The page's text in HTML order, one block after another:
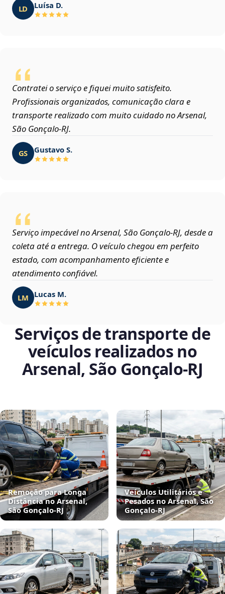
LD Luísa D.
Contratei o serviço e fiquei muito satisfeito.
Profissionais organizados, comunicação clara e
transporte realizado com muito cuidado no Arsenal,
São Gonçalo‑RJ.
GS Gustavo S.
Serviço impecável no Arsenal, São Gonçalo‑RJ, desde a
coleta até a entrega. O veículo chegou em perfeito
estado, com acompanhamento eficiente e
atendimento confiável.
LM Lucas M.
Serviços de transporte de
veículos realizados no
Arsenal, São Gonçalo‑RJ
Remoção para Longa
Distância no Arsenal,
São Gonçalo‑RJ
Veículos Utilitários e
Pesados no Arsenal, São
Gonçalo‑RJ